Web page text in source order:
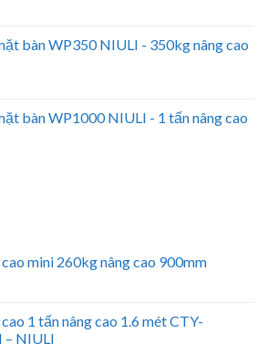
bàn WP350 NIULI - 350kg nâng cao
bàn WP1000 NIULI - 1 tấn nâng cao
mini 260kg nâng cao 900mm
1 tấn nâng cao 1.6 mét CTY-
– NIULI